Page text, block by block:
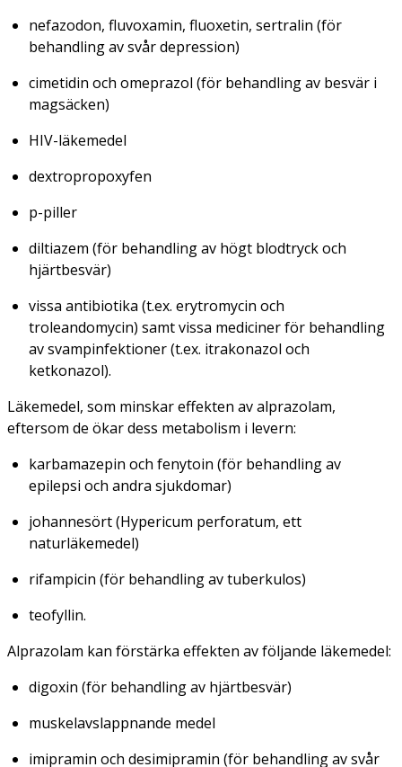
nefazodon, fluvoxamin, fluoxetin, sertralin (för
behandling av svår depression)
cimetidin och omeprazol (för behandling av besvär i
magsäcken)
HIV-läkemedel
dextropropoxyfen
p-piller
diltiazem (för behandling av högt blodtryck och
hjärtbesvär)
vissa antibiotika (t.ex. erytromycin och
troleandomycin) samt vissa mediciner för behandling
av svampinfektioner (t.ex. itrakonazol och
ketkonazol).
Läkemedel, som minskar effekten av alprazolam,
eftersom de ökar dess metabolism i levern:
karbamazepin och fenytoin (för behandling av
epilepsi och andra sjukdomar)
johannesört (Hypericum perforatum, ett
naturläkemedel)
rifampicin (för behandling av tuberkulos)
teofyllin.
Alprazolam kan förstärka effekten av följande läkemedel:
digoxin (för behandling av hjärtbesvär)
muskelavslappnande medel
imipramin och desimipramin (för behandling av svår